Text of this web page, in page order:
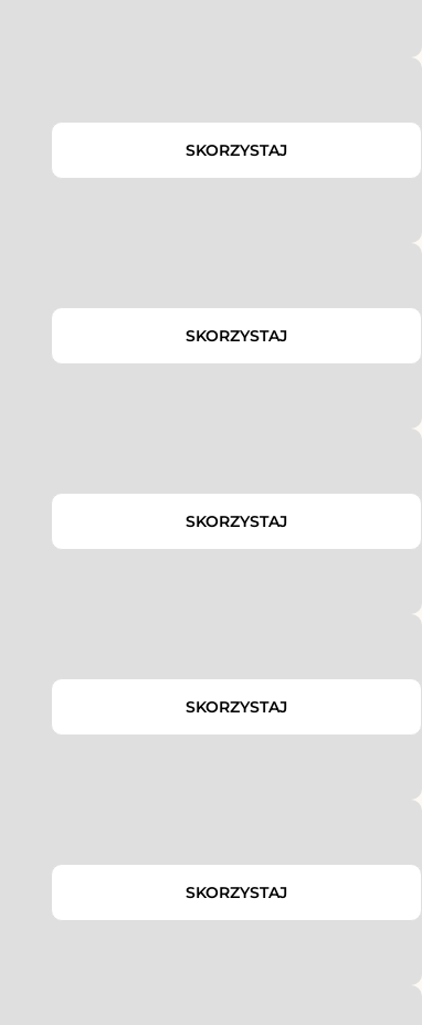
SKORZYSTAJ
SKORZYSTAJ
SKORZYSTAJ
SKORZYSTAJ
SKORZYSTAJ